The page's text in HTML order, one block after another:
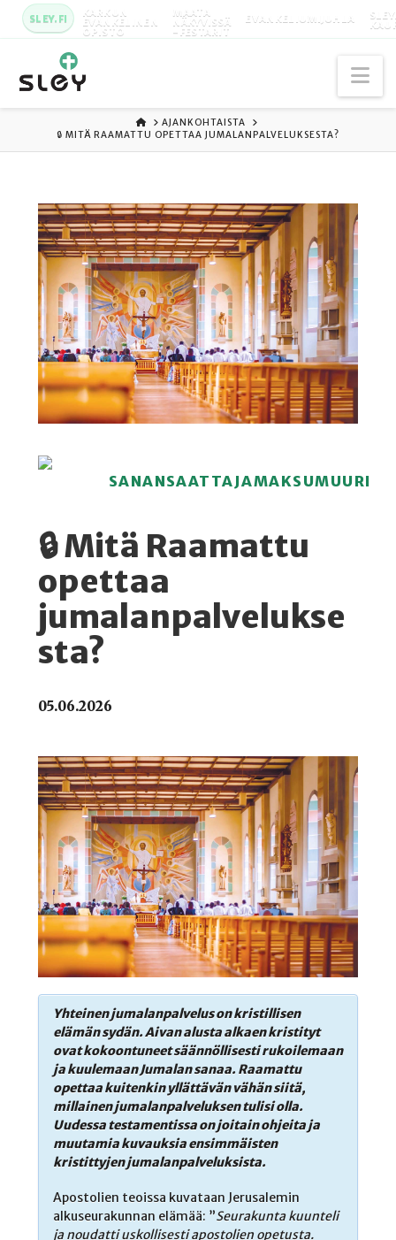
SLEY.FI KARKUN
EVANKELINEN
OPISTO
MAATA
NÄKYVISSÄ
-FESTARIT
EVANKELIUMIJUHLA
ETUSIVU
AJANKOHTAISTA
🔒 MITÄ RAAMATTU OPETTAA JUMALANPALVELUKSESTA?
SANANSAATTAJAMAKSUMUURI
🔒 Mitä Raamattu
opettaa
jumalanpalvelukse
sta?
05.06.2026
Yhteinen jumalanpalvelus on kristillisen
elämän sydän. Aivan alusta alkaen kristityt
ovat kokoontuneet säännöllisesti rukoilemaan
ja kuulemaan Jumalan sanaa. Raamattu
opettaa kuitenkin yllättävän vähän siitä,
millainen jumalanpalveluksen tulisi olla.
Uudessa testamentissa on joitain ohjeita ja
muutamia kuvauksia ensimmäisten
kristittyjen jumalanpalveluksista.
Apostolien teoissa kuvataan Jerusalemin
alkuseurakunnan elämää: ”Seurakunta kuunteli
ja noudatti uskollisesti apostolien opetusta.